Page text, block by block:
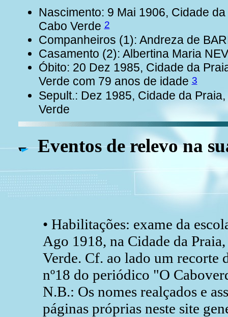
Nascimento: 9 Mai 1906, Cidade
Cabo Verde2
Companheiros (1): Andreza de
Casamento (2): Albertina Maria
Óbito: 20 Dez 1985, Cidade da
Verde com 79 anos de idade3
Sepult.: Dez 1985, Cidade da
Verde
Eventos de relevo na
• Habilitações: exame da
Ago 1918, na Cidade da
Verde. Cf. ao lado um recorte
nº18 do periódico "O
N.B.: Os nomes realçados e
páginas próprias neste site